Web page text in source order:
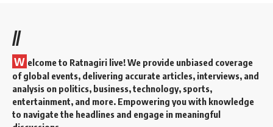
//
W elcome to Ratnagiri live! We provide unbiased coverage
of global events, delivering accurate articles, interviews, and
analysis on politics, business, technology, sports,
entertainment, and more. Empowering you with knowledge
to navigate the headlines and engage in meaningful